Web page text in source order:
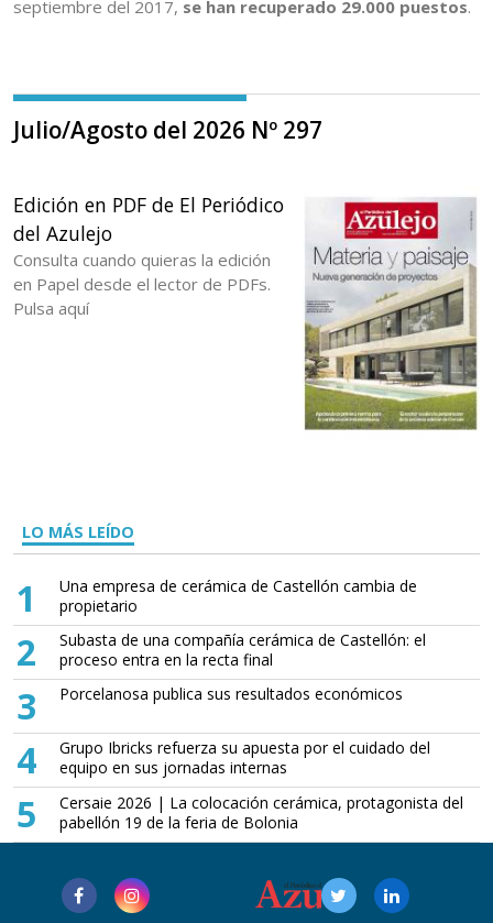
septiembre del 2017, se han recuperado 29.000 puestos.
Julio/Agosto del 2026 Nº 297
Edición en PDF de El Periódico
del Azulejo
Consulta cuando quieras la edición
en Papel desde el lector de PDFs.
Pulsa aquí
LO MÁS LEÍDO
1
Una empresa de cerámica de Castellón cambia de
propietario
2
Subasta de una compañía cerámica de Castellón: el
proceso entra en la recta final
3 Porcelanosa publica sus resultados económicos
4
Grupo Ibricks refuerza su apuesta por el cuidado del
equipo en sus jornadas internas
5
Cersaie 2026 | La colocación cerámica, protagonista del
pabellón 19 de la feria de Bolonia